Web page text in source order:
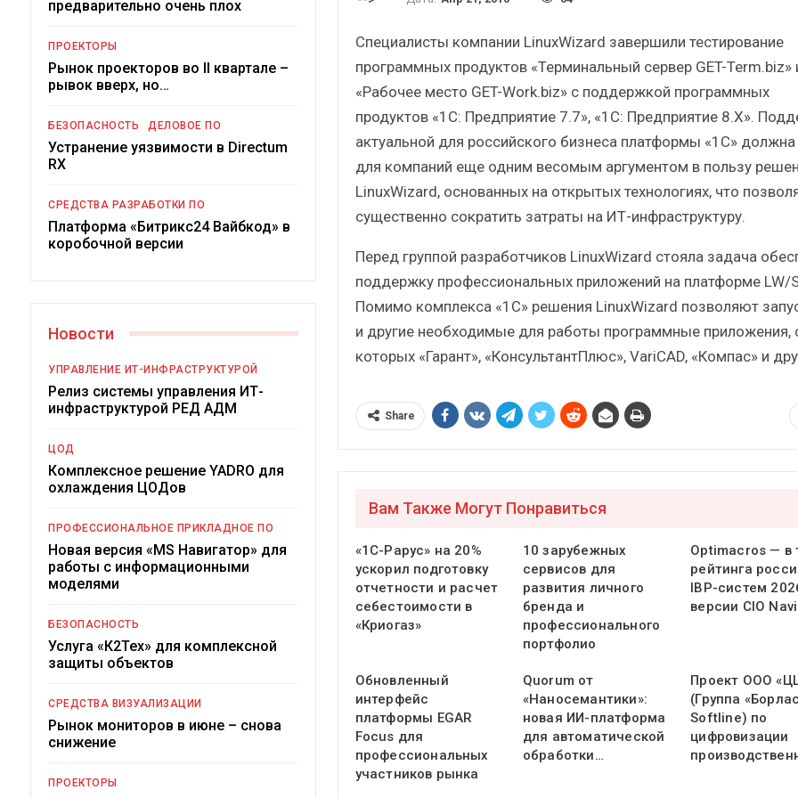
Специалисты компании LinuxWizard завершили тестирование
программных продуктов «Терминальный сервер GET-Term.biz»
«Рабочее место GET-Work.biz» с поддержкой программных
продуктов «1С: Предприятие 7.7», «1С: Предприятие 8.Х».
актуальной для российского бизнеса платформы «1С» должна
для компаний еще одним весомым аргументом в пользу
LinuxWizard, основанных на открытых технологиях, что
существенно сократить затраты на ИТ-инфраструктуру.
Перед группой разработчиков LinuxWizard стояла задача
поддержку профессиональных приложений на платформе LW/
Помимо комплекса «1С» решения LinuxWizard позволяют
и другие необходимые для работы программные приложения,
которых «Гарант», «КонсультантПлюс», VariCAD, «Компас» и
Share
Вам Также Могут Понравиться
«1С-Рарус» на 20%
ускорил подготовку
отчетности и расчет
себестоимости в
«Криогаз»
10 зарубежных
сервисов для
развития личного
бренда и
профессионального
портфолио
Optimacros — в
рейтинга
IBP-систем
версии CIO
Обновленный
интерфейс
платформы EGAR
Focus для
профессиональных
участников рынка
Quorum от
«Наносемантики»:
новая ИИ-платформа
для автоматической
обработки…
Проект ООО
(Группа
Softline) по
цифровизации
предварительно очень плох
ПРОЕКТОРЫ
Рынок проекторов во II квартале –
рывок вверх, но…
БЕЗОПАСНОСТЬ ДЕЛОВОЕ ПО
Устранение уязвимости в Directum
RX
СРЕДСТВА РАЗРАБОТКИ ПО
Платформа «Битрикс24 Вайбкод» в
коробочной версии
Новости
УПРАВЛЕНИЕ ИТ-ИНФРАСТРУКТУРОЙ
Релиз системы управления ИТ-
инфраструктурой РЕД АДМ
ЦОД
Комплексное решение YADRO для
охлаждения ЦОДов
ПРОФЕССИОНАЛЬНОЕ ПРИКЛАДНОЕ ПО
Новая версия «MS Навигатор» для
работы с информационными
моделями
БЕЗОПАСНОСТЬ
Услуга «К2Тех» для комплексной
защиты объектов
СРЕДСТВА ВИЗУАЛИЗАЦИИ
Рынок мониторов в июне – снова
снижение
ПРОЕКТОРЫ
Краткий статистический
Подкосят ли глобальные угрозы
российский рынок ИБП?
Итоги и Бестселлеры
ИБП
Отрасль ИБП в депрессии?
Часть II.
Анализ
Самый